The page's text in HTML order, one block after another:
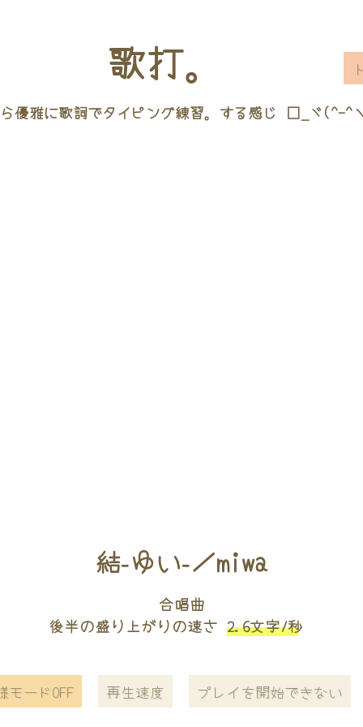
歌打。
優雅に歌詞でタイピング練習。する感じ □_ヾ(^-^
結‐ゆい‐／miwa
合唱曲
後半の盛り上がりの速さ 2.6文字/秒
モードOFF 再生速度 プレイを開始できない